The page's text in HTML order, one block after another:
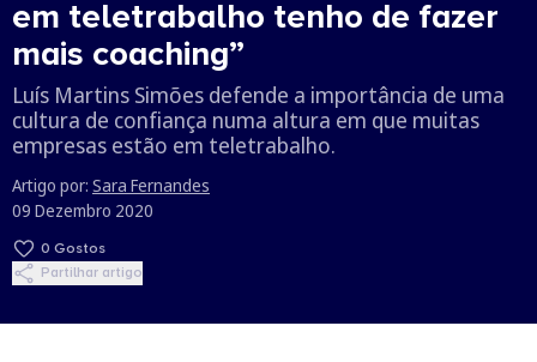
em teletrabalho tenho de fazer
mais coaching”
Luís Martins Simões defende a importância de uma
cultura de confiança numa altura em que muitas
empresas estão em teletrabalho.
Artigo por: Sara Fernandes
09 Dezembro 2020
0 Gostos
Partilhar artigo